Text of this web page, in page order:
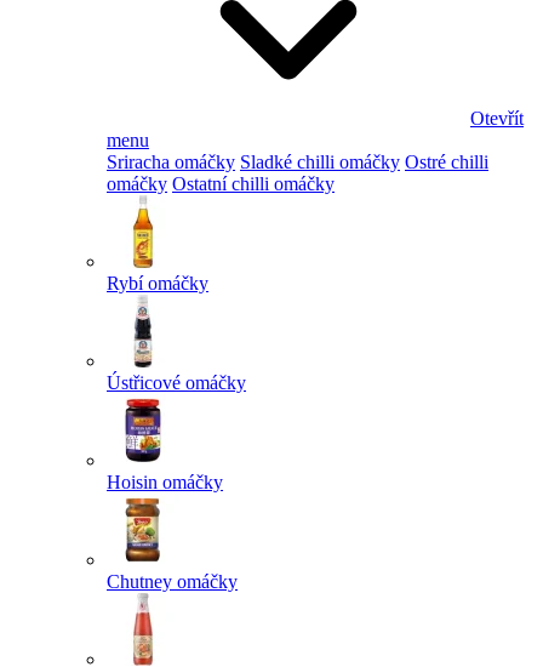
Otevřít
menu
Sriracha omáčky Sladké chilli omáčky Ostré chilli
omáčky Ostatní chilli omáčky
Rybí omáčky
Ústřicové omáčky
Hoisin omáčky
Chutney omáčky